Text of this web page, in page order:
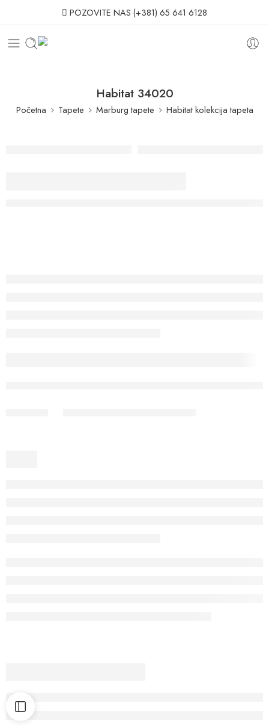
POZOVITE NAS (+381) 65 641 6128
Habitat 34020
Početna Tapete Marburg tapete Habitat kolekcija tapeta